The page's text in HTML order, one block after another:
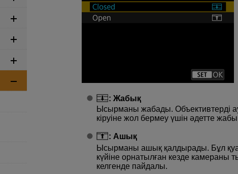
:Жабық
Ысырманы жабады. Объективтерді
кіруіне жол бермеу үшін әдетте
: Ашық
Ысырманы ашық қалдырады. Бұл
күйіне орнатылған кезде камераны
келгенде пайдалы.